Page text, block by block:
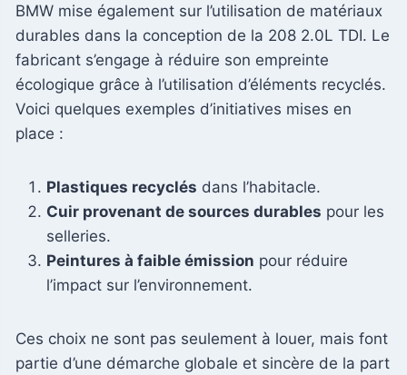
BMW mise également sur l’utilisation de matériaux
durables dans la conception de la 208 2.0L TDI. Le
fabricant s’engage à réduire son empreinte
écologique grâce à l’utilisation d’éléments recyclés.
Voici quelques exemples d’initiatives mises en
place :
Plastiques recyclés dans l’habitacle.
Cuir provenant de sources durables pour les
selleries.
Peintures à faible émission pour réduire
l’impact sur l’environnement.
Ces choix ne sont pas seulement à louer, mais font
partie d’une démarche globale et sincère de la part